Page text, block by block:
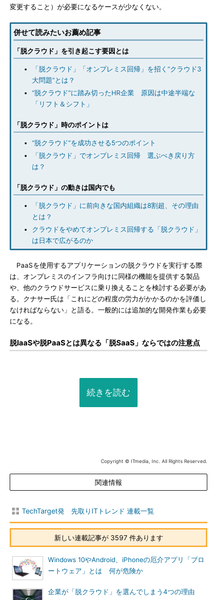
変更すること）が必要になるケースが少なくない。
併せて読みたいお薦め記事
「脱クラウド」を引き起こす要因とは
「脱クラウド」「オンプレミス回帰」を招く“クラウド3
大問題”とは？
“脱クラウド”に踏み切ったHR企業 原因は中途半端な
「リフト＆シフト」
「脱クラウド」時のポイントは
“脱クラウド”を成功させる5つのポイント
「脱クラウド」でオンプレミス回帰 選ぶべき戻り方
は？
「脱クラウド」の動きは国内でも
「脱クラウド」に前向きな国内組織は8割超、その理由
とは？
クラウドをやめてオンプレミス回帰する「脱クラウド」
は日本で広がるのか
PaaSを使用するアプリケーションの脱クラウドを実行する際
は、オンプレミスのインフラ向けに同様の機能を提供する製品
や、他のクラウドサービスに乗り換えることを検討する必要があ
る。クナサー氏は「これにどの程度の労力がかかるのかを評価し
なければならない」と語る。一般的には追加的な開発作業も必要
になる。
脱IaaSや脱PaaSとは異なる「脱SaaS」ならではの注意点
続きを読む
Copyright © ITmedia, Inc. All Rights Reserved.
関連情報
TechTarget発 先取りITトレンド 連載一覧
新しい連載記事が 3597 件あります
Windows 10やAndroid、iPhoneの厄介アプリ「ブロ
ートウェア」とは 何が危険か
企業が「脱クラウド」を選んでしまう4つの理由